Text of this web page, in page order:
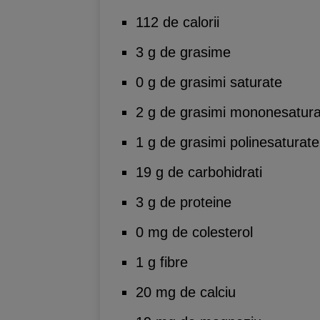
112 de calorii
3 g de grasime
0 g de grasimi saturate
2 g de grasimi
1 g de grasimi polinesaturate
19 g de carbohidrati
3 g de proteine
0 mg de colesterol
1 g fibre
20 mg de calciu